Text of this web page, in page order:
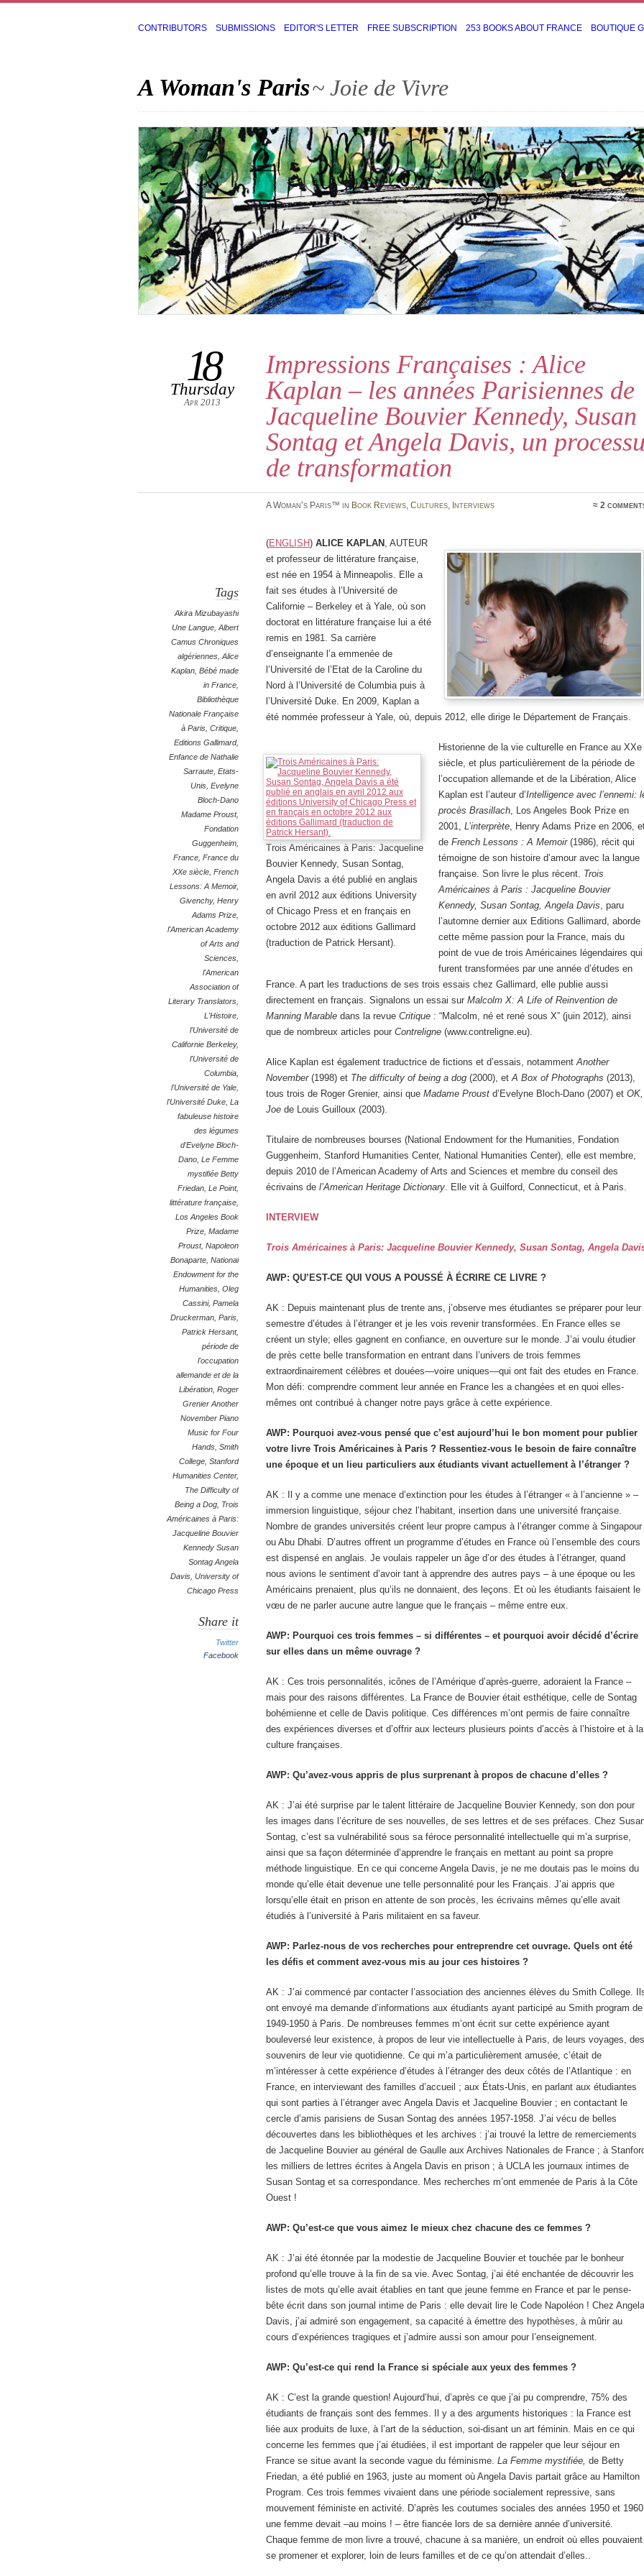
CONTRIBUTORS SUBMISSIONS EDITOR'S LETTER FREE SUBSCRIPTION 253 BOOKS ABOUT FRANCE BOUTIQUE
A Woman's Paris~ Joie de Vivre
Impressions Françaises : Alice
Kaplan – les années Parisiennes de
Jacqueline Bouvier Kennedy, Susan
Sontag et Angela Davis, un
de transformation
18
Thursday
Apr 2013
A Woman’s Paris™ in Book Reviews, Cultures, Interviews ≈ 2
Tags
Akira Mizubayashi
Une Langue Albert
Camus Chroniques
algériennes Alice
Kaplan Bébé made
in France
Bibliothèque
Nationale Française
à Paris Critique
Editions Gallimard,
Enfance de Nathalie
Sarraute Etats-
Unis Evelyne
Bloch-Dano
Madame Proust,
Fondation
Guggenheim
France France du
XXe siècle French
Lessons: A Memoir,
Givenchy, Henry
Adams Prize
l'American Academy
of Arts and
Sciences
l'American
Association of
Literary Translators
L'Histoire
l'Université de
Californie Berkeley,
l'Université de
Columbia
l'Université de Yale
l'Université Duke La
fabuleuse histoire
des légumes
d'Evelyne Bloch-
Dano Le Femme
mystifiée Betty
Friedan Le Point,
littérature française
Los Angeles Book
Prize Madame
Proust, Napoleon
Bonaparte National
Endowment for the
Humanities Oleg
Cassini, Pamela
Druckerman Paris
Patrick Hersant,
période de
l'occupation
allemande et de la
Libération Roger
Grenier Another
November Piano
Music for Four
Hands Smith
College Stanford
Humanities Center,
The Difficulty of
Being a Dog Trois
Américaines à Paris:
Jacqueline Bouvier
Kennedy Susan
Sontag Angela
Davis University of
Chicago Press
Share it
Twitter
Facebook
(English) Alice Kaplan , auteur
et professeur de littérature française,
est née en 1954 à Minneapolis. Elle a
fait ses études à l’Université de
Californie – Berkeley et à Yale, où son
doctorat en littérature française lui a été
remis en 1981. Sa carrière
d’enseignante l’a emmenée de
l’Université de l’Etat de la Caroline du
Nord à l’Université de Columbia puis à
l’Université Duke. En 2009, Kaplan a
été nommée professeur à Yale, où, depuis 2012, elle dirige le Département de Français.
Trois Américaines à Paris: Jacqueline
Bouvier Kennedy, Susan Sontag,
Angela Davis a été publié en anglais
en avril 2012 aux éditions University
of Chicago Press et en français en
octobre 2012 aux éditions Gallimard
(traduction de Patrick Hersant).
Historienne de la vie culturelle en France au XXe
siècle, et plus particulièrement de la période de
l’occupation allemande et de la Libération, Alice
Kaplan est l’auteur d’Intelligence avec l’ennemi:
procès Brasillach, Los Angeles Book Prize en
2001, L’interprète, Henry Adams Prize en 2006,
de French Lessons : A Memoir(1986), récit qui
témoigne de son histoire d’amour avec la langue
française. Son livre le plus récent. Trois
Américaines à Paris : Jacqueline Bouvier
Kennedy, Susan Sontag, Angela Davis, paru
l’automne dernier aux Editions Gallimard, aborde
cette même passion pour la France, mais du
point de vue de trois Américaines légendaires qui
furent transformées par une année d’études en
France. A part les traductions de ses trois essais chez Gallimard, elle publie aussi
directement en français. Signalons un essai sur Malcolm X: A Life of Reinvention de
Manning Marable dans la revue Critique : “Malcolm, né et rené sous X” (juin 2012), ainsi
que de nombreux articles pour Contreligne (www.contreligne.eu).
Alice Kaplan est également traductrice de fictions et d’essais, notammentAnother
November(1998) et The difficulty of being a dog (2000), etA Box of Photographs (2013),
tous trois de Roger Grenier, ainsi que Madame Proust d’Evelyne Bloch-Dano (2007) et OK,
Joe de Louis Guilloux (2003).
Titulaire de nombreuses bourses (National Endowment for the Humanities, Fondation
Guggenheim, Stanford Humanities Center, National Humanities Center), elle est membre,
depuis 2010 de l’American Academy of Arts and Sciences et membre du conseil des
écrivains de l’American Heritage Dictionary. Elle vit à Guilford, Connecticut, et à Paris.
INTERVIEW
Trois Américaines à Paris: Jacqueline Bouvier Kennedy, Susan Sontag, Angela
AWP: Qu’est-ce qui vous a poussé à écrire ce livre ?
AK : Depuis maintenant plus de trente ans, j’observe mes étudiantes se préparer pour leur
semestre d’études à l’étranger et je les vois revenir transformées. En France elles se
créent un style; elles gagnent en confiance, en ouverture sur le monde. J’ai voulu étudier
de près cette belle transformation en entrant dans l’univers de trois femmes
extraordinairement célèbres et douées—voire uniques—qui ont fait des etudes en France.
Mon défi: comprendre comment leur année en France les a changées et en quoi elles-
mêmes ont contribué à changer notre pays grâce à cette expérience.
AWP: Pourquoi avez-vous pensé que c’est aujourd’hui le bon moment pour publier
votre livre Trois Américaines à Paris ? Ressentiez-vous le besoin de faire connaître
une époque et un lieu particuliers aux étudiants vivant actuellement à l’étranger ?
AK : Il y a comme une menace d’extinction pour les études à l’étranger « à l’ancienne » –
immersion linguistique, séjour chez l’habitant, insertion dans une université française.
Nombre de grandes universités créent leur propre campus à l’étranger comme à Singapour
ou Abu Dhabi. D’autres offrent un programme d’études en France où l’ensemble des cours
est dispensé en anglais. Je voulais rappeler un âge d’or des études à l’étranger, quand
nous avions le sentiment d’avoir tant à apprendre des autres pays – à une époque ou les
Américains prenaient, plus qu’ils ne donnaient, des leçons. Et où les étudiants faisaient le
vœu de ne parler aucune autre langue que le français – même entre eux.
AWP: Pourquoi ces trois femmes – si différentes – et pourquoi avoir décidé d’écrire
sur elles dans un même ouvrage ?
AK : Ces trois personnalités, icônes de l’Amérique d’après-guerre, adoraient la France –
mais pour des raisons différentes. La France de Bouvier était esthétique, celle de Sontag
bohémienne et celle de Davis politique. Ces différences m’ont permis de faire connaître
des expériences diverses et d’offrir aux lecteurs plusieurs points d’accès à l’histoire et à la
culture françaises.
AWP: Qu’avez-vous appris de plus surprenant à propos de chacune d’elles ?
AK : J’ai été surprise par le talent littéraire de Jacqueline Bouvier Kennedy, son don pour
les images dans l’écriture de ses nouvelles, de ses lettres et de ses préfaces. Chez
Sontag, c’est sa vulnérabilité sous sa féroce personnalité intellectuelle qui m’a surprise,
ainsi que sa façon déterminée d’apprendre le français en mettant au point sa propre
méthode linguistique. En ce qui concerne Angela Davis, je ne me doutais pas le moins du
monde qu’elle était devenue une telle personnalité pour les Français. J’ai appris que
lorsqu’elle était en prison en attente de son procès, les écrivains mêmes qu’elle avait
étudiés à l’université à Paris militaient en sa faveur.
AWP: Parlez-nous de vos recherches pour entreprendre cet ouvrage. Quels ont été
les défis et comment avez-vous mis au jour ces histoires ?
AK : J’ai commencé par contacter l’association des anciennes élèves du Smith College.
ont envoyé ma demande d’informations aux étudiants ayant participé au Smith program de
1949-1950 à Paris. De nombreuses femmes m’ont écrit sur cette expérience ayant
bouleversé leur existence, à propos de leur vie intellectuelle à Paris, de leurs voyages, des
souvenirs de leur vie quotidienne. Ce qui m’a particulièrement amusée, c’était de
m’intéresser à cette expérience d’études à l’étranger des deux côtés de l’Atlantique : en
France, en interviewant des familles d’accueil ; aux États-Unis, en parlant aux étudiantes
qui sont parties à l’étranger avec Angela Davis et Jacqueline Bouvier ; en contactant le
cercle d’amis parisiens de Susan Sontag des années 1957-1958. J’ai vécu de belles
découvertes dans les bibliothèques et les archives : j’ai trouvé la lettre de remerciements
de Jacqueline Bouvier au général de Gaulle aux Archives Nationales de France ; à
les milliers de lettres écrites à Angela Davis en prison ; à UCLA les journaux intimes de
Susan Sontag et sa correspondance. Mes recherches m’ont emmenée de Paris à la Côte
Ouest !
AWP: Qu’est-ce que vous aimez le mieux chez chacune des ce femmes ?
AK : J’ai été étonnée par la modestie de Jacqueline Bouvier et touchée par le bonheur
profond qu’elle trouve à la fin de sa vie. Avec Sontag, j’ai été enchantée de découvrir les
listes de mots qu’elle avait établies en tant que jeune femme en France et par le pense-
bête écrit dans son journal intime de Paris : elle devait lire le Code Napoléon ! Chez Angela
Davis, j’ai admiré son engagement, sa capacité à émettre des hypothèses, à mûrir au
cours d’expériences tragiques et j’admire aussi son amour pour l’enseignement.
AWP: Qu’est-ce qui rend la France si spéciale aux yeux des femmes ?
AK : C’est la grande question! Aujourd’hui, d’après ce que j’ai pu comprendre, 75% des
étudiants de français sont des femmes. Il y a des arguments historiques : la France est
liée aux produits de luxe, à l’art de la séduction, soi-disant un art féminin. Mais en ce qui
concerne les femmes que j’ai étudiées, il est important de rappeler que leur séjour en
France se situe avant la seconde vague du féminisme. La Femme mystifiée, de Betty
Friedan, a été publié en 1963, juste au moment où Angela Davis partait grâce au Hamilton
Program. Ces trois femmes vivaient dans une période socialement repressive, sans
mouvement féministe en activité. D’après les coutumes sociales des années 1950 et
une femme devait –au moins ! – être fiancée lors de sa dernière année d’université.
Chaque femme de mon livre a trouvé, chacune à sa manière, un endroit où elles pouvaient
se promener et explorer, loin de leurs familles et de ce qu’on attendait d’elles..